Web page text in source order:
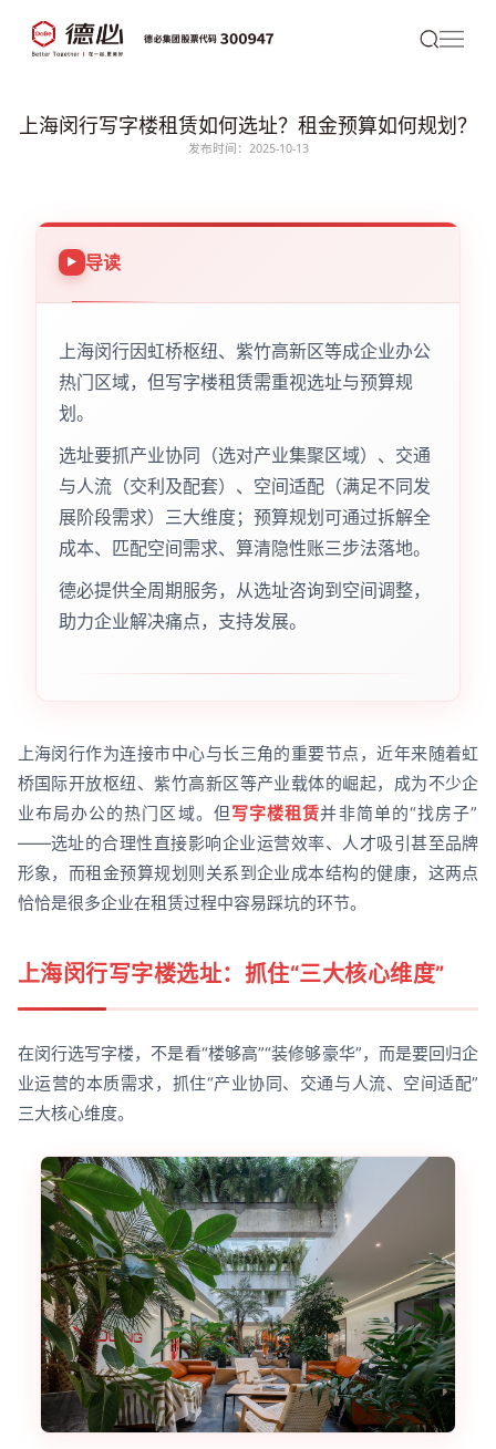
上海闵行写字楼租赁如何选址？租金预算如何规划？
发布时间：2025-10-13
导读
上海闵行因虹桥枢纽、紫竹高新区等成企业办公
热门区域，但写字楼租赁需重视选址与预算规
划。
选址要抓产业协同（选对产业集聚区域）、交通
与人流（交利及配套）、空间适配（满足不同发
展阶段需求）三大维度；预算规划可通过拆解全
成本、匹配空间需求、算清隐性账三步法落地。
德必提供全周期服务，从选址咨询到空间调整，
助力企业解决痛点，支持发展。
上海闵行作为连接市中心与长三角的重要节点，近年来随着虹
桥国际开放枢纽、紫竹高新区等产业载体的崛起，成为不少企
业布局办公的热门区域。但写字楼租赁并非简单的“找房子”
——选址的合理性直接影响企业运营效率、人才吸引甚至品牌
形象，而租金预算规划则关系到企业成本结构的健康，这两点
恰恰是很多企业在租赁过程中容易踩坑的环节。
上海闵行写字楼选址：抓住“三大核心维度”
在闵行选写字楼，不是看“楼够高”“装修够豪华”，而是要回归企
业运营的本质需求，抓住“产业协同、交通与人流、空间适配”
三大核心维度。